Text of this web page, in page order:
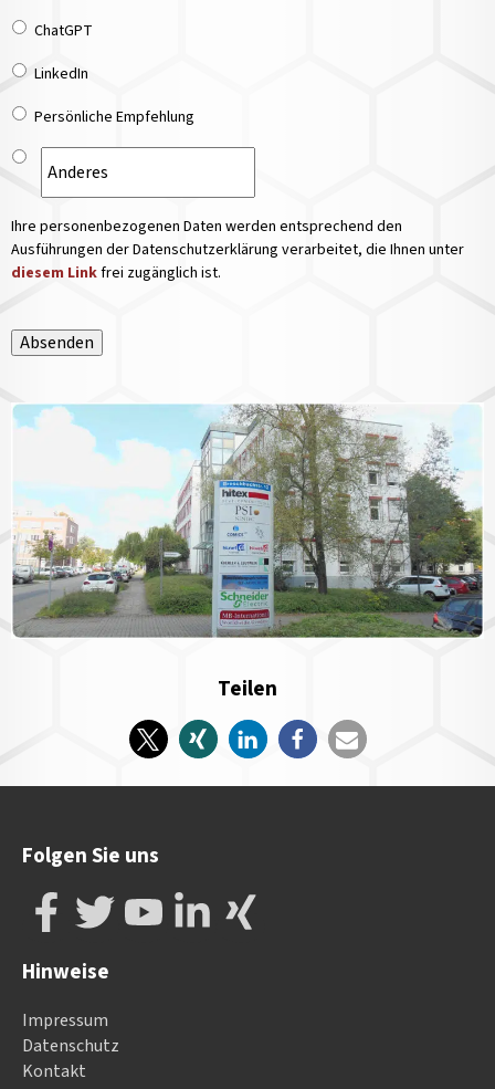
ChatGPT
LinkedIn
Persönliche Empfehlung
Ihre personenbezogenen Daten werden entsprechend den
Ausführungen der Datenschutzerklärung verarbeitet, die Ihnen unter
diesem Linkfrei zugänglich ist.
Absenden
Teilen
Folgen Sie uns
Hinweise
Impressum
Datenschutz
Kontakt